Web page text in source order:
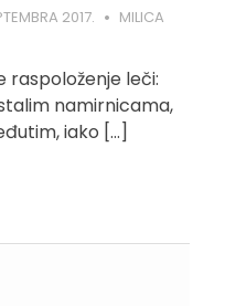
2017.
MILICA
raspoloženje leči:
namirnicama,
iako […]